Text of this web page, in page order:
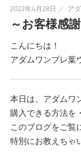
2022年4月28日 ア
～お客様感
こんにちは！
アダムワンプレ葉
本日は、アダムワ
購入できる方法を
このブログをご覧
特別にお教えちゃ